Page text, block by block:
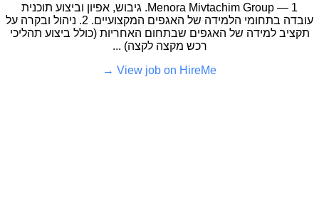
Menora Mivtachim Group — 1. גיבוש, אפיון וביצוע תוכנית
עובדה בתחומי הלמידה של האגפים המקצועיים. 2. ניהול ובקרה על
תקציב למידה של האגפים שבתחום האחריות (כולל ביצוע תהליכי
רכש מקצה לקצה) ...
View job on HireMe →